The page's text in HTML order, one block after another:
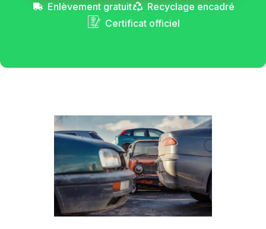
Enlèvement gratuit
Recyclage encadré
Certificat officiel